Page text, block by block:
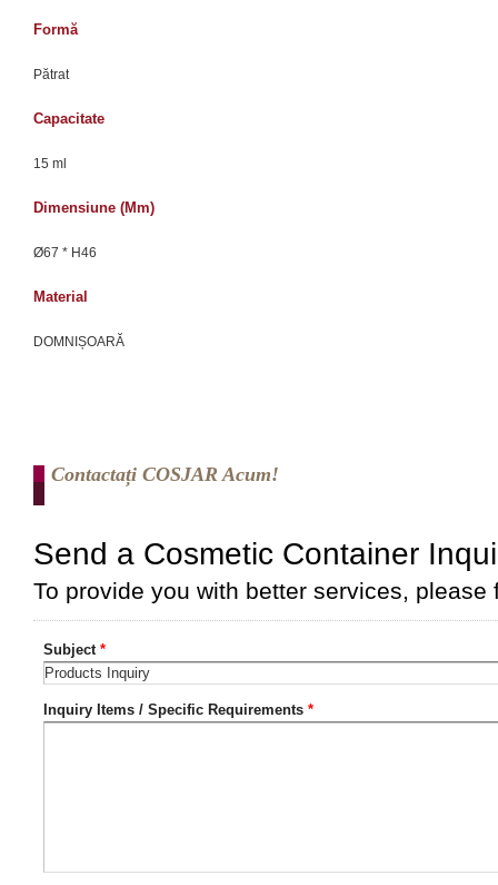
Formă
Pătrat
Capacitate
15 ml
Dimensiune (mm)
Ø67 * H46
Material
DOMNIȘOARĂ
Contactați COSJAR Acum!